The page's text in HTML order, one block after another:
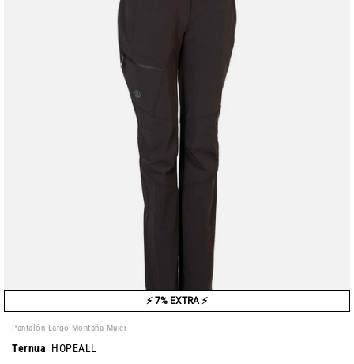
⚡ 7% EXTRA ⚡
Pantalón Largo Montaña Mujer
Ternua HOPEALL